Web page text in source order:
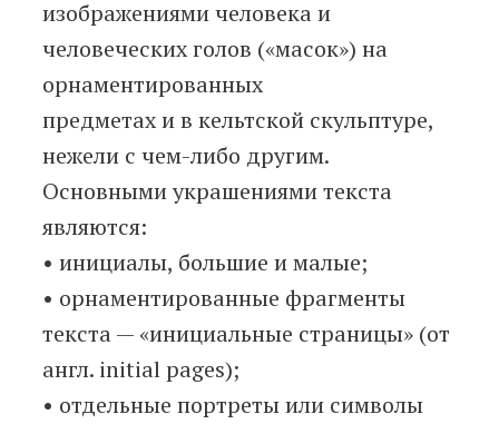
изображениями человека и
человеческих голов («масок») на
орнаментированных
предметах и в кельтской скульптуре,
нежели с чем-либо другим.
Основными украшениями текста
являются:
• инициалы, большие и малые;
• орнаментированные фрагменты
текста — «инициальные страницы» (от
англ. initial pages);
• отдельные портреты или символы